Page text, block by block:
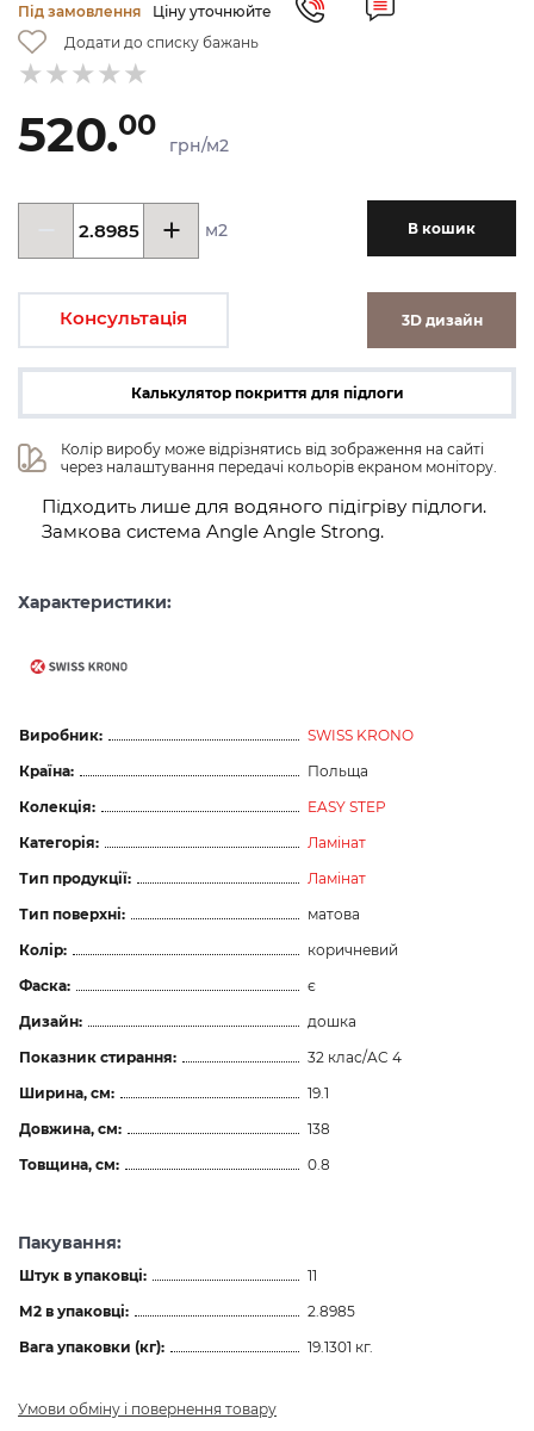
Під замовлення
Ціну уточнюйте
Додати до списку бажань
520.00
грн/м2
м2 В кошик
Консультація 3D дизайн
Калькулятор покриття для підлоги
Колір виробу може відрізнятись від зображення на сайті
через налаштування передачі кольорів екраном монітору.
Підходить лише для водяного підігріву підлоги.
Замкова система Angle Angle Strong.
Характеристики:
Виробник:
SWISS KRONO
Країна:
Польща
Колекція:
EASY STEP
Категорія:
Ламінат
Тип продукції:
Ламінат
Тип поверхні:
матова
Колір:
коричневий
Фаска:
є
Дизайн:
дошка
Показник стирання:
32 клас/AC 4
Ширина, см:
19.1
Довжина, см:
138
Товщина, см:
0.8
Пакування:
Штук в упаковці:
11
М2 в упаковці:
2.8985
Вага упаковки (кг):
19.1301 кг.
Умови обміну і повернення товару